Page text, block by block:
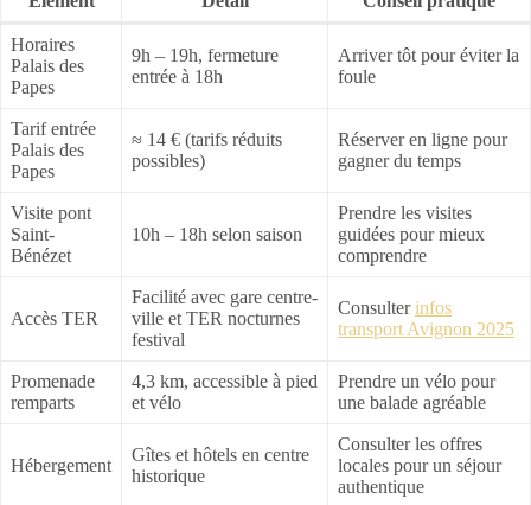
Horaires
Palais des
Papes
9h – 19h, fermeture
entrée à 18h
Arriver tôt pour éviter la
foule
Tarif entrée
Palais des
Papes
≈ 14 € (tarifs réduits
possibles)
Réserver en ligne pour
gagner du temps
Visite pont
Saint-
Bénézet
10h – 18h selon saison
Prendre les visites
guidées pour mieux
comprendre
Accès TER
Facilité avec gare centre-
ville et TER nocturnes
festival
Consulter infos
transport Avignon 2025
Promenade
remparts
4,3 km, accessible à pied
et vélo
Prendre un vélo pour
une balade agréable
Hébergement
Gîtes et hôtels en centre
historique
Consulter les offres
locales pour un séjour
authentique